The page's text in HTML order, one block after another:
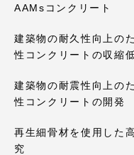
AAMsコンクリート
建築物の耐久性向上の
性コンクリートの収縮
建築物の耐震性向上の
性コンクリートの開発
再生細骨材を使用した
究